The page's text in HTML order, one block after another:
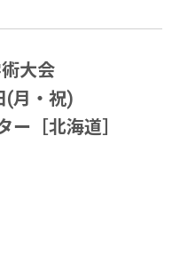
大会
(月・祝)
ー［北海道］